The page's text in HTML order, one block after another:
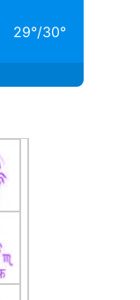
29°/30°